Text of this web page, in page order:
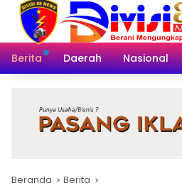
Langsung
konten
Berita
Daerah Nasional
Beranda Berita